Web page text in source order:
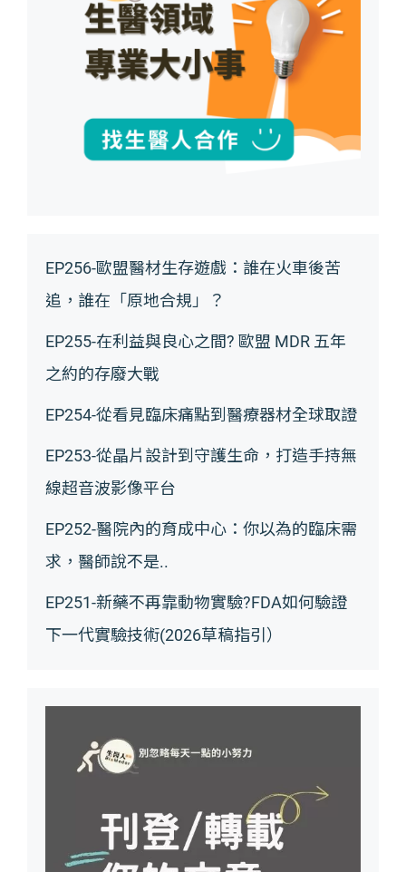
EP256-歐盟醫材生存遊戲：誰在火車後苦
追，誰在「原地合規」？
EP255-在利益與良心之間? 歐盟 MDR 五年
之約的存廢大戰
EP254-從看見臨床痛點到醫療器材全球取證
EP253-從晶片設計到守護生命，打造手持無
線超音波影像平台
EP252-醫院內的育成中心：你以為的臨床需
求，醫師說不是..
EP251-新藥不再靠動物實驗?FDA如何驗證
下一代實驗技術(2026草稿指引）